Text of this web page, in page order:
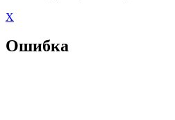
X
Ошибка